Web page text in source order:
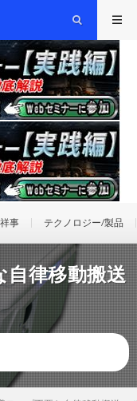
事 テクノロジー/製品
自律移動搬送